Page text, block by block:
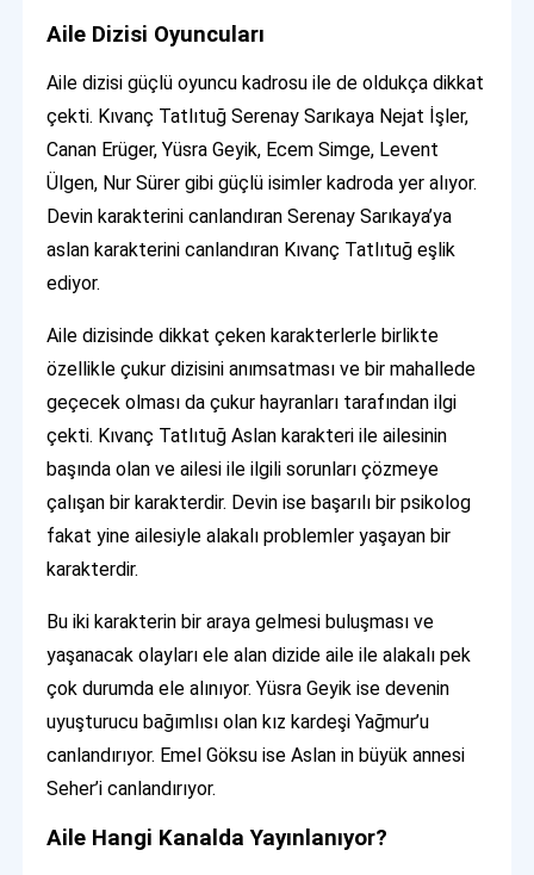
Aile Dizisi Oyuncuları
Aile dizisi güçlü oyuncu kadrosu ile de oldukça dikkat
çekti. Kıvanç Tatlıtuğ Serenay Sarıkaya Nejat İşler,
Canan Erüger, Yüsra Geyik, Ecem Simge, Levent
Ülgen, Nur Sürer gibi güçlü isimler kadroda yer alıyor.
Devin karakterini canlandıran Serenay Sarıkaya’ya
aslan karakterini canlandıran Kıvanç Tatlıtuğ eşlik
ediyor.
Aile dizisinde dikkat çeken karakterlerle birlikte
özellikle çukur dizisini anımsatması ve bir mahallede
geçecek olması da çukur hayranları tarafından ilgi
çekti. Kıvanç Tatlıtuğ Aslan karakteri ile ailesinin
başında olan ve ailesi ile ilgili sorunları çözmeye
çalışan bir karakterdir. Devin ise başarılı bir psikolog
fakat yine ailesiyle alakalı problemler yaşayan bir
karakterdir.
Bu iki karakterin bir araya gelmesi buluşması ve
yaşanacak olayları ele alan dizide aile ile alakalı pek
çok durumda ele alınıyor. Yüsra Geyik ise devenin
uyuşturucu bağımlısı olan kız kardeşi Yağmur’u
canlandırıyor. Emel Göksu ise Aslan in büyük annesi
Seher’i canlandırıyor.
Aile Hangi Kanalda Yayınlanıyor?